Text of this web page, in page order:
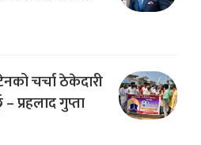
चर्चा ठेकेदारी
प्रहलाद गुप्ता